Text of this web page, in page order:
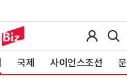
국제 사이언스조선